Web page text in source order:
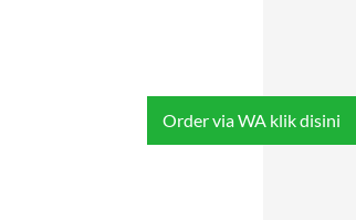
Order via WA klik disini